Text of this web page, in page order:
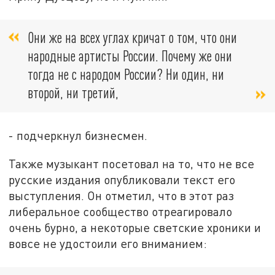
Они же на всех углах кричат о том, что они
народные артисты России. Почему же они
тогда не с народом России? Ни один, ни
второй, ни третий,
- подчеркнул бизнесмен.
Также музыкант посетовал на то, что не все
русские издания опубликовали текст его
выступления. Он отметил, что в этот раз
либеральное сообщество отреагировало
очень бурно, а некоторые светские хроники и
вовсе не удостоили его вниманием: